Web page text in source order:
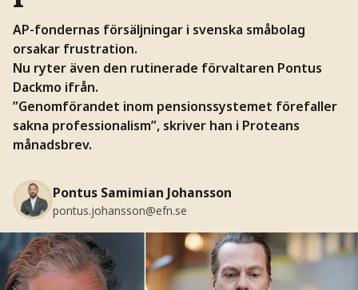
AP-fondernas försäljningar i svenska småbolag
orsakar frustration.
Nu ryter även den rutinerade förvaltaren Pontus
Dackmo ifrån.
”Genomförandet inom pensionssystemet förefaller
sakna professionalism”, skriver han i Proteans
månadsbrev.
Pontus Samimian Johansson
pontus.johansson@efn.se